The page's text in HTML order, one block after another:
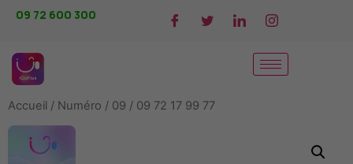
09 72 600 300
Accueil / Numéro / 09 / 09 72 17 99 77